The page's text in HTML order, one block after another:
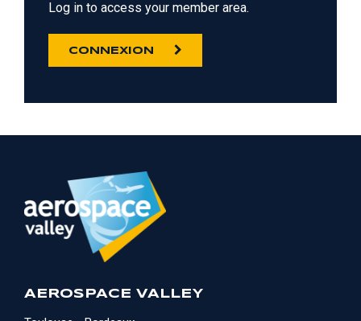
Log in to access your member area.
CONNEXION
AEROSPACE VALLEY